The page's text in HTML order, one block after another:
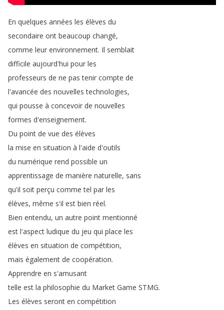
En quelques années les élèves du
secondaire ont beaucoup changé,
comme leur environnement. Il semblait
difficile aujourd'hui pour les
professeurs de ne pas tenir compte de
l'avancée des nouvelles technologies,
qui pousse à concevoir de nouvelles
formes d'enseignement.
Du point de vue des élèves
la mise en situation à l'aide d'outils
du numérique rend possible un
apprentissage de manière naturelle, sans
qu'il soit perçu comme tel par les
élèves, même s'il est bien réel.
Bien entendu, un autre point mentionné
est l'aspect ludique du jeu qui place les
élèves en situation de compétition,
mais également de coopération.
Apprendre en s'amusant
telle est la philosophie du Market Game STMG.
Les élèves seront en compétition